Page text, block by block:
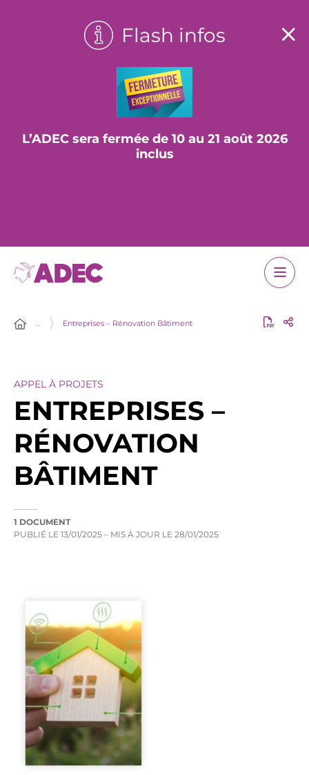
Flash infos
L’ADEC sera fermée de 10 au 21 août 2026
inclus
… Entreprises – Rénovation Bâtiment
APPEL À PROJETS
ENTREPRISES –
RÉNOVATION
BÂTIMENT
1 DOCUMENT
PUBLIÉ LE 13/01/2025 – MIS À JOUR LE 28/01/2025